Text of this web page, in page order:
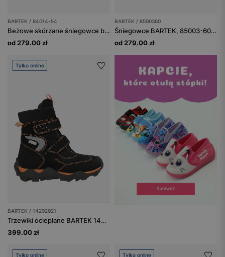
BARTEK / 84014-54
Beżowe skórzane śniegowce barefoot dla dziewcząt BARTEK 84014-54
od 279.00 zł
BARTEK / 8500360
Śniegowce BARTEK, 85003-60, popielato-czarne
od 279.00 zł
Tylko online
BARTEK / 14292021
Trzewiki ocieplane BARTEK 14292021, czarno-pomarańczowe
399.00 zł
Tylko online Tylko online